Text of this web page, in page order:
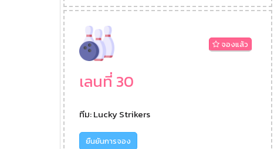
เลนที่ 30
จองแล้ว
ทีม: Lucky Strikers
ยืนยันการจอง